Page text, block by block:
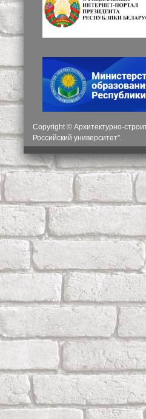
Copyright © Архитектурно-
Российский университет".